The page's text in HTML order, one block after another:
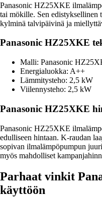
Panasonic HZ25XKE
tai mökille. Sen edistyksellinen
kylminä talvipäivinä ja
Panasonic HZ25XKE
Malli: Panasonic
Energialuokka: A++
Lämmitysteho: 2,5 kW
Viilennysteho: 2,5 kW
Panasonic HZ25XKE
Panasonic HZ25XKE
edulliseen hintaan. K-raudan
sopivan ilmalämpöpumpun
myös mahdolliset
Parhaat vinkit
käyttöön